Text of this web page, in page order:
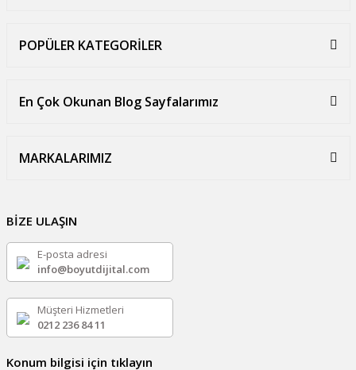
POPÜLER KATEGORİLER
En Çok Okunan Blog Sayfalarımız
MARKALARIMIZ
BİZE ULAŞIN
E-posta adresi
info@boyutdijital.com
Müşteri Hizmetleri
0212 236 84 11
Konum bilgisi için tıklayın